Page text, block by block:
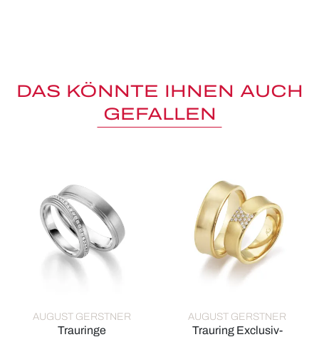
DAS KÖNNTE IHNEN AUCH
GEFALLEN
AUGUST GERSTNER
Trauringe
AUGUST GERSTNER
Trauring Exclusiv-